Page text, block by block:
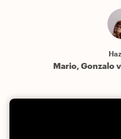
Mario, Gonzalo